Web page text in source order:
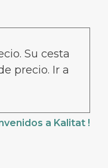
Su cesta
precio. Ir a
a Kalitat !